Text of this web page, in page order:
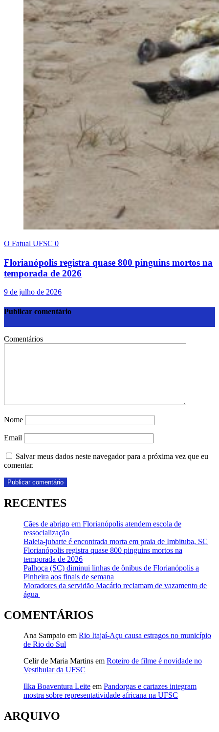
O Fatual UFSC 0
Florianópolis registra quase 800 pinguins mortos na
temporada de 2026
9 de julho de 2026
Publicar comentário
Comentários
Nome
Email
Salvar meus dados neste navegador para a próxima vez que eu
comentar.
RECENTES
Cães de abrigo em Florianópolis atendem escola de
ressocialização
Baleia-jubarte é encontrada morta em praia de Imbituba, SC
Florianópolis registra quase 800 pinguins mortos na
temporada de 2026
Palhoça (SC) diminui linhas de ônibus de Florianópolis a
Pinheira aos finais de semana
Moradores da servidão Macário reclamam de vazamento de
água
COMENTÁRIOS
Ana Sampaio em Rio Itajaí-Açu causa estragos no município
de Rio do Sul
Celir de Maria Martins em Roteiro de filme é novidade no
Vestibular da UFSC
Ilka Boaventura Leite em Pandorgas e cartazes integram
mostra sobre representatividade africana na UFSC
ARQUIVO